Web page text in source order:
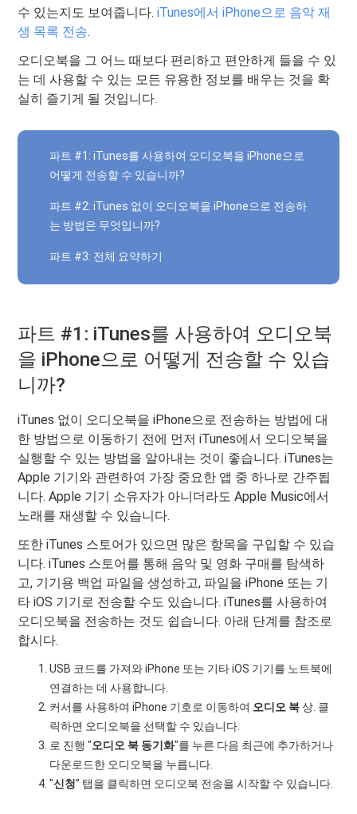
수 있는지도 보여줍니다.iTunes에서 iPhone으로 음악 재
생 목록 전송.
오디오북을 그 어느 때보다 편리하고 편안하게 들을 수 있
는 데 사용할 수 있는 모든 유용한 정보를 배우는 것을 확
실히 즐기게 될 것입니다.
파트 #1: iTunes를 사용하여 오디오북을 iPhone으로
어떻게 전송할 수 있습니까?
파트 #2: iTunes 없이 오디오북을 iPhone으로 전송하
는 방법은 무엇입니까?
파트 #3: 전체 요약하기
파트 #1: iTunes를 사용하여 오디오북
을 iPhone으로 어떻게 전송할 수 있습
니까?
iTunes 없이 오디오북을 iPhone으로 전송하는 방법에 대
한 방법으로 이동하기 전에 먼저 iTunes에서 오디오북을
실행할 수 있는 방법을 알아내는 것이 좋습니다. iTunes는
Apple 기기와 관련하여 가장 중요한 앱 중 하나로 간주됩
니다. Apple 기기 소유자가 아니더라도 Apple Music에서
노래를 재생할 수 있습니다.
또한 iTunes 스토어가 있으면 많은 항목을 구입할 수 있습
니다. iTunes 스토어를 통해 음악 및 영화 구매를 탐색하
고, 기기용 백업 파일을 생성하고, 파일을 iPhone 또는 기
타 iOS 기기로 전송할 수도 있습니다. iTunes를 사용하여
오디오북을 전송하는 것도 쉽습니다. 아래 단계를 참조로
합시다.
USB 코드를 가져와 iPhone 또는 기타 iOS 기기를 노트북에
연결하는 데 사용합니다.
커서를 사용하여 iPhone 기호로 이동하여 오디오 북상. 클
릭하면 오디오북을 선택할 수 있습니다.
로 진행 "오디오 북 동기화"를 누른 다음 최근에 추가하거나
다운로드한 오디오북을 누릅니다.
"신청” 탭을 클릭하면 오디오북 전송을 시작할 수 있습니다.